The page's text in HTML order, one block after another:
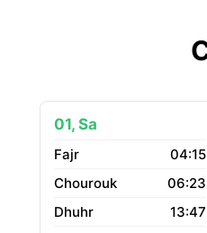
01, Sa
04:15
06:23
13:47